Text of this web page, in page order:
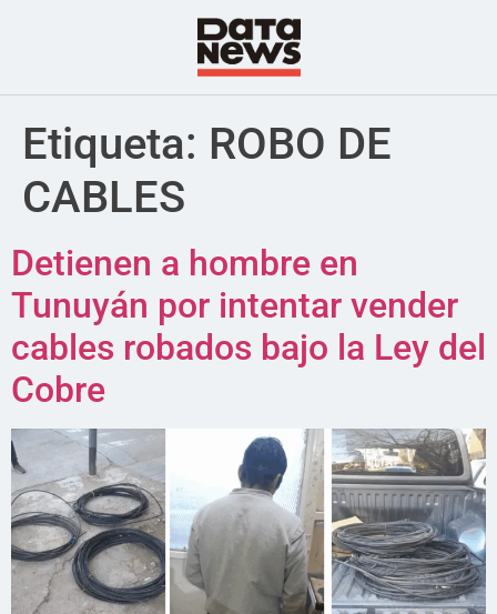
Etiqueta: ROBO DE
CABLES
Detienen a hombre en
Tunuyán por intentar vender
cables robados bajo la Ley del
Cobre